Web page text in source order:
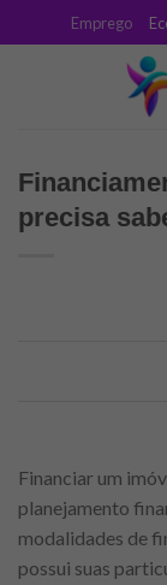
to
Emprego
precisa
Financiar um
planejamento
modalidades de
possui suas